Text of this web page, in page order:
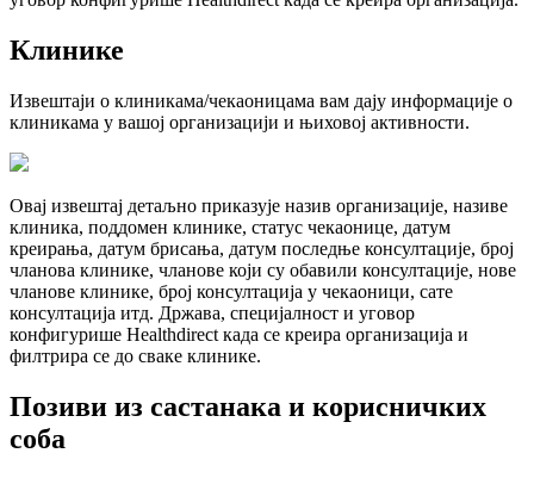
Клинике
Извештаји о клиникама/чекаоницама вам дају информације о
клиникама у вашој организацији и њиховој активности.
Овај извештај детаљно приказује назив организације, називе
клиника, поддомен клинике, статус чекаонице, датум
креирања, датум брисања, датум последње консултације, број
чланова клинике, чланове који су обавили консултације, нове
чланове клинике, број консултација у чекаоници, сате
консултација итд. Држава, специјалност и уговор
конфигурише Healthdirect када се креира организација и
филтрира се до сваке клинике.
Позиви из састанака и корисничких
соба